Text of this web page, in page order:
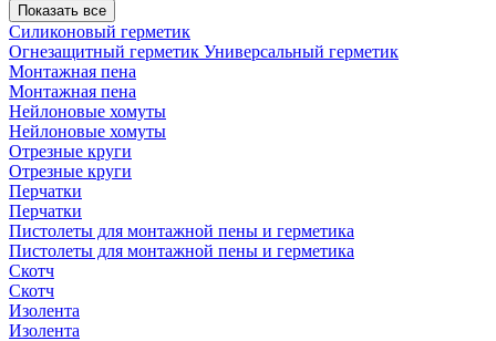
Показать все
Силиконовый герметик
Огнезащитный герметик Универсальный герметик
Монтажная пена
Монтажная пена
Нейлоновые хомуты
Нейлоновые хомуты
Отрезные круги
Отрезные круги
Перчатки
Перчатки
Пистолеты для монтажной пены и герметика
Пистолеты для монтажной пены и герметика
Скотч
Скотч
Изолента
Изолента